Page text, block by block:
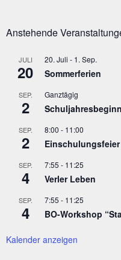
Anstehende
JULI
20
20. Juli - 1. Sep.
Sommerferien
SEP.
2
Ganztägig
Schuljahresbeginn
SEP.
2
8:00 - 11:00
SEP.
4
7:55 - 11:25
Verler Leben
SEP.
4
7:55 - 11:25
BO-Workshop
Kalender anzeigen